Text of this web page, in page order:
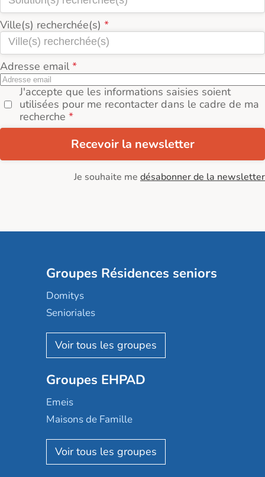
Ville(s) recherchée(s)
Adresse email
J'accepte que les informations saisies soient
utilisées pour me recontacter dans le cadre de ma
recherche
Recevoir la newsletter
Je souhaite me désabonner de la newsletter
Groupes Résidences seniors
Domitys
Senioriales
Nohée
Les Résidentiels
Mobicap
Domusvi
Happy Senior
Aquarelia
Nexity edenea
Groupes EHPAD
Emeis
Maisons de Famille
Korian
Emera